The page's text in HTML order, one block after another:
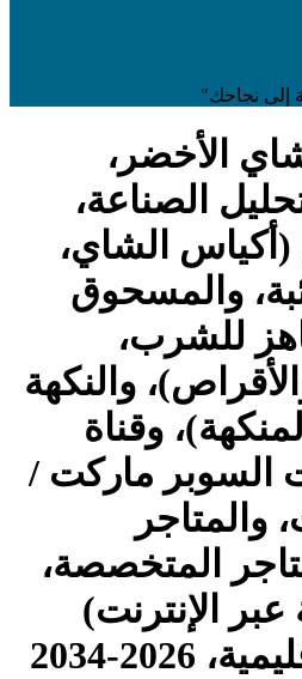
نجاحك"
الأخضر،
الصناعة،
الشاي،
والمسحوق
للشرب،
والنكهة
وقناة
السوبر ماركت /
والمتاجر
المتخصصة،
عبر الإنترنت)
2034